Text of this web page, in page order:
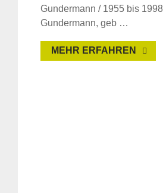
Gundermann / 1955 bis
Gundermann, geb …
MEHR ERFAHREN